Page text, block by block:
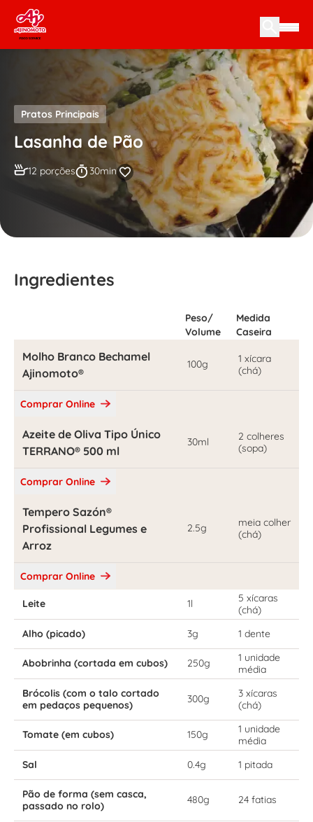
Skip to content
Pratos Principais
Lasanha de Pão
12 porções 30min
Ingredientes
Peso/
Volume
Medida
Caseira
Molho Branco Bechamel
Ajinomoto®
100g
1 xícara
(chá)
Comprar Online
Azeite de Oliva Tipo Único
TERRANO® 500 ml
30ml
2 colheres
(sopa)
Comprar Online
Tempero Sazón®
Profissional Legumes e
Arroz
2.5g
meia colher
(chá)
Comprar Online
Leite 1l
5 xícaras
(chá)
Alho (picado)
3g 1 dente
Abobrinha (cortada em cubos) 250g
1 unidade
média
Brócolis (com o talo cortado
em pedaços pequenos)
300g
3 xícaras
(chá)
Tomate (em cubos) 150g
1 unidade
média
Sal
0.4g 1 pitada
Pão de forma (sem casca,
passado no rolo)
480g 24 fatias